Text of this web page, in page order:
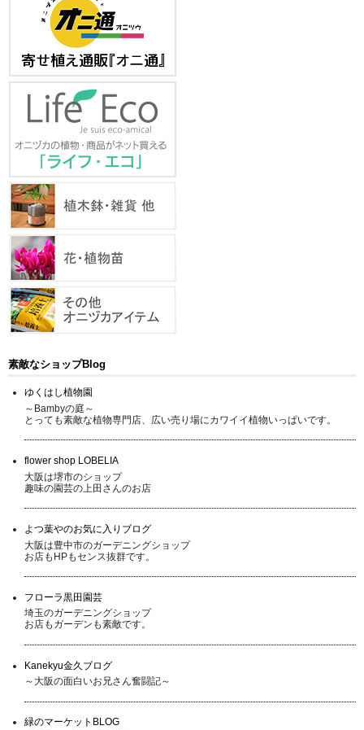
素敵なショップBlog
ゆくはし植物園
～Bambyの庭～
とっても素敵な植物専門店、広い売り場にカワイイ植物いっぱいです。
flower shop LOBELIA
大阪は堺市のショップ
趣味の園芸の上田さんのお店
よつ葉やのお気に入りブログ
大阪は豊中市のガーデニングショップ
お店もHPもセンス抜群です。
フローラ黒田園芸
埼玉のガーデニングショップ
お店もガーデンも素敵です。
Kanekyu金久ブログ
～大阪の面白いお兄さん奮闘記～
緑のマーケットBLOG